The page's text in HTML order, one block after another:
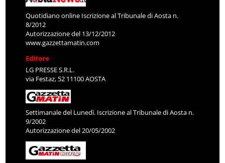
Quotidiano online Iscrizione al Tribunale di Aosta n.
8/2012
Autorizzazione del 13/12/2012
www.gazzettamatin.com
Editore
LG PRESSE S.R.L.
via Festaz, 52 11100 AOSTA
Settimanale del Lunedì. Iscrizione al Tribunale di Aosta n.
9/2002
Autorizzazione del 20/05/2002